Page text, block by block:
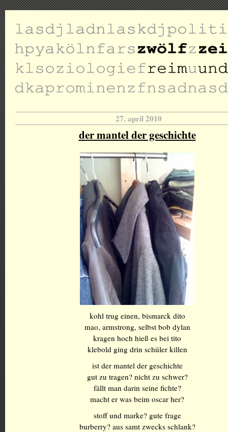
27. april 2010
der mantel der geschichte
kohl trug einen, bismarck dito
mao, armstrong, selbst bob dylan
kragen hoch hieß es bei tito
klebold ging drin schüler killen
ist der mantel der geschichte
gut zu tragen? nicht zu schwer?
fällt man darin seine fichte?
macht er was beim oscar her?
stoff und marke? gute frage
burberry? aus samt zwecks schlank?